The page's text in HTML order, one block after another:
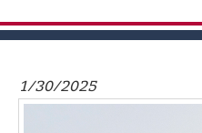
a
1/30/2025